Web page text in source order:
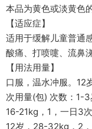
本品为黄色或淡黄色
【适应症】
适用于缓解儿童普通
酸痛、打喷嚏、流鼻
【用法用量】
口服，温水冲服。12
次用量(包) 次数：1-
16-21kg，1，一日3
12岁，28-32kg，2，